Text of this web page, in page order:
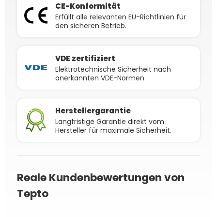
CE-Konformität
Erfüllt alle relevanten EU-Richtlinien für
den sicheren Betrieb.
VDE zertifiziert
Elektrotechnische Sicherheit nach
anerkannten VDE-Normen.
Herstellergarantie
Langfristige Garantie direkt vom
Hersteller für maximale Sicherheit.
Reale Kundenbewertungen von
Tepto